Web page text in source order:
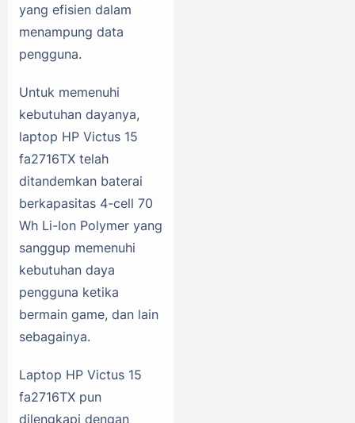
yang efisien dalam
menampung data
pengguna.
Untuk memenuhi
kebutuhan dayanya,
laptop HP Victus 15
fa2716TX telah
ditandemkan baterai
berkapasitas 4-cell 70
Wh Li-Ion Polymer yang
sanggup memenuhi
kebutuhan daya
pengguna ketika
bermain game, dan lain
sebagainya.
Laptop HP Victus 15
fa2716TX pun
dilengkapi dengan